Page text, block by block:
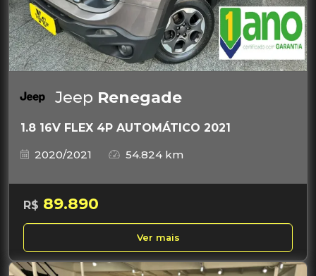
Jeep Renegade
1.8 16V FLEX 4P AUTOMÁTICO 2021
2020/2021
54.824 km
R$ 89.890
Ver mais